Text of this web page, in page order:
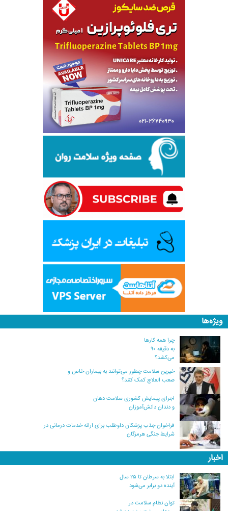
ویژه‌ها
چرا همه کارها
به دقیقه ۹۰
می‌کشد؟
خیرین سلامت چطور می‌توانند به بیماران خاص و
صعب العلاج کمک کنند؟
اجرای پیمایش کشوری سلامت دهان
و دندان دانش‌آموزان
فراخوان جذب پزشکان داوطلب برای ارائه خدمات درمانی در
شرایط جنگی هرمزگان
اخبار
ابتلا به سرطان تا ۲۵ سال
آینده دو برابر می‌شود
توان نظام سلامت در